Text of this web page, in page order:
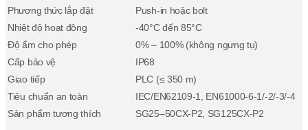
Phương thức lắp đặt
Push-in hoặc bolt
Nhiệt độ hoạt động
-40°C đến 85°C
Độ ẩm cho phép
0% – 100% (không ngưng tụ)
Cấp bảo vệ
IP68
Giao tiếp
PLC (≤ 350 m)
Tiêu chuẩn an toàn
IEC/EN62109-1, EN61000-6-1/-2/-3/-4
Sản phẩm tương thích
SG25–50CX-P2, SG125CX-P2